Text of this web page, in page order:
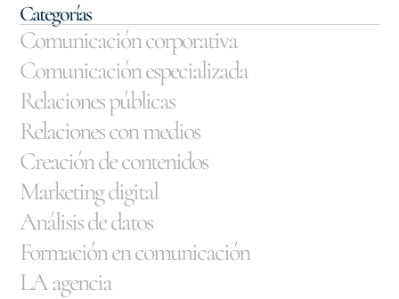
Categorías
Comunicación corporativa
Comunicación especializada
Relaciones públicas
Relaciones con medios
Creación de contenidos
Marketing digital
Análisis de datos
Formación en comunicación
LA agencia